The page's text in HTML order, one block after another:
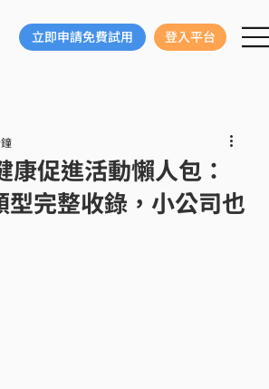
立即申請免費試用 登入平台
康促進活動懶人包：
型完整收錄，小公司也